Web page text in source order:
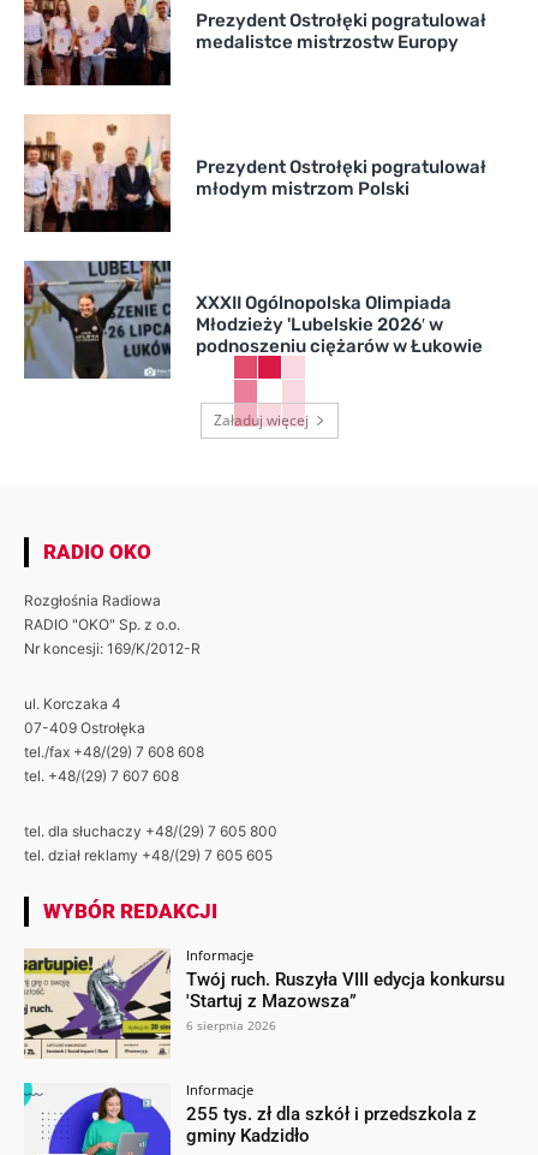
Prezydent Ostrołęki pogratulował
medalistce mistrzostw Europy
Prezydent Ostrołęki pogratulował
młodym mistrzom Polski
XXXII Ogólnopolska Olimpiada
Młodzieży 'Lubelskie 2026′ w
podnoszeniu ciężarów w Łukowie
Załaduj więcej
RADIO OKO
Rozgłośnia Radiowa
RADIO "OKO" Sp. z o.o.
Nr koncesji: 169/K/2012-R
ul. Korczaka 4
07-409 Ostrołęka
tel./fax +48/(29) 7 608 608
tel. +48/(29) 7 607 608
tel. dla słuchaczy +48/(29) 7 605 800
tel. dział reklamy +48/(29) 7 605 605
WYBÓR REDAKCJI
Informacje
Twój ruch. Ruszyła VIII edycja konkursu
'Startuj z Mazowsza”
6 sierpnia 2026
Informacje
255 tys. zł dla szkół i przedszkola z
gminy Kadzidło